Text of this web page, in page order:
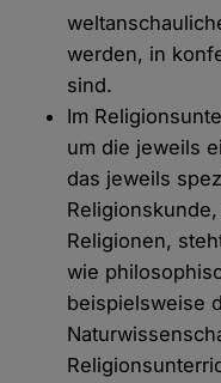
werden, in
sind.
Im
um die jeweils
das jeweils
Religionen,
wie
beispielsweise